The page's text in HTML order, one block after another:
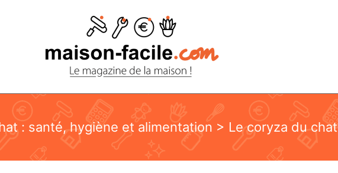
: santé, hygiène et alimentation > Le coryza du chat